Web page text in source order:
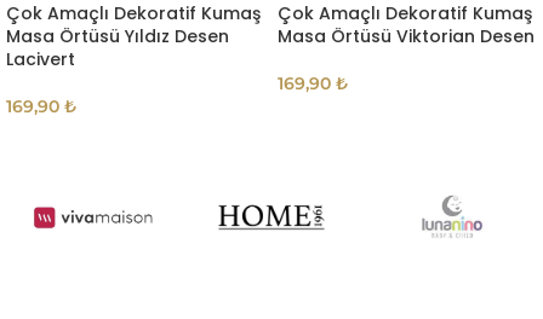
Çok Amaçlı Dekoratif Kumaş
Masa Örtüsü Yıldız Desen
Lacivert
169,90 ₺
Çok Amaçlı Dekoratif Kumaş
Masa Örtüsü Viktorian Desen
169,90 ₺